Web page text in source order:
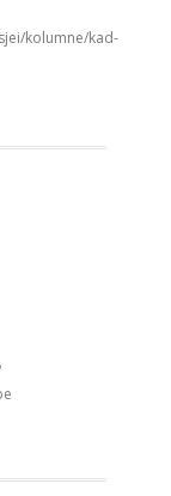
kolumne/kad-